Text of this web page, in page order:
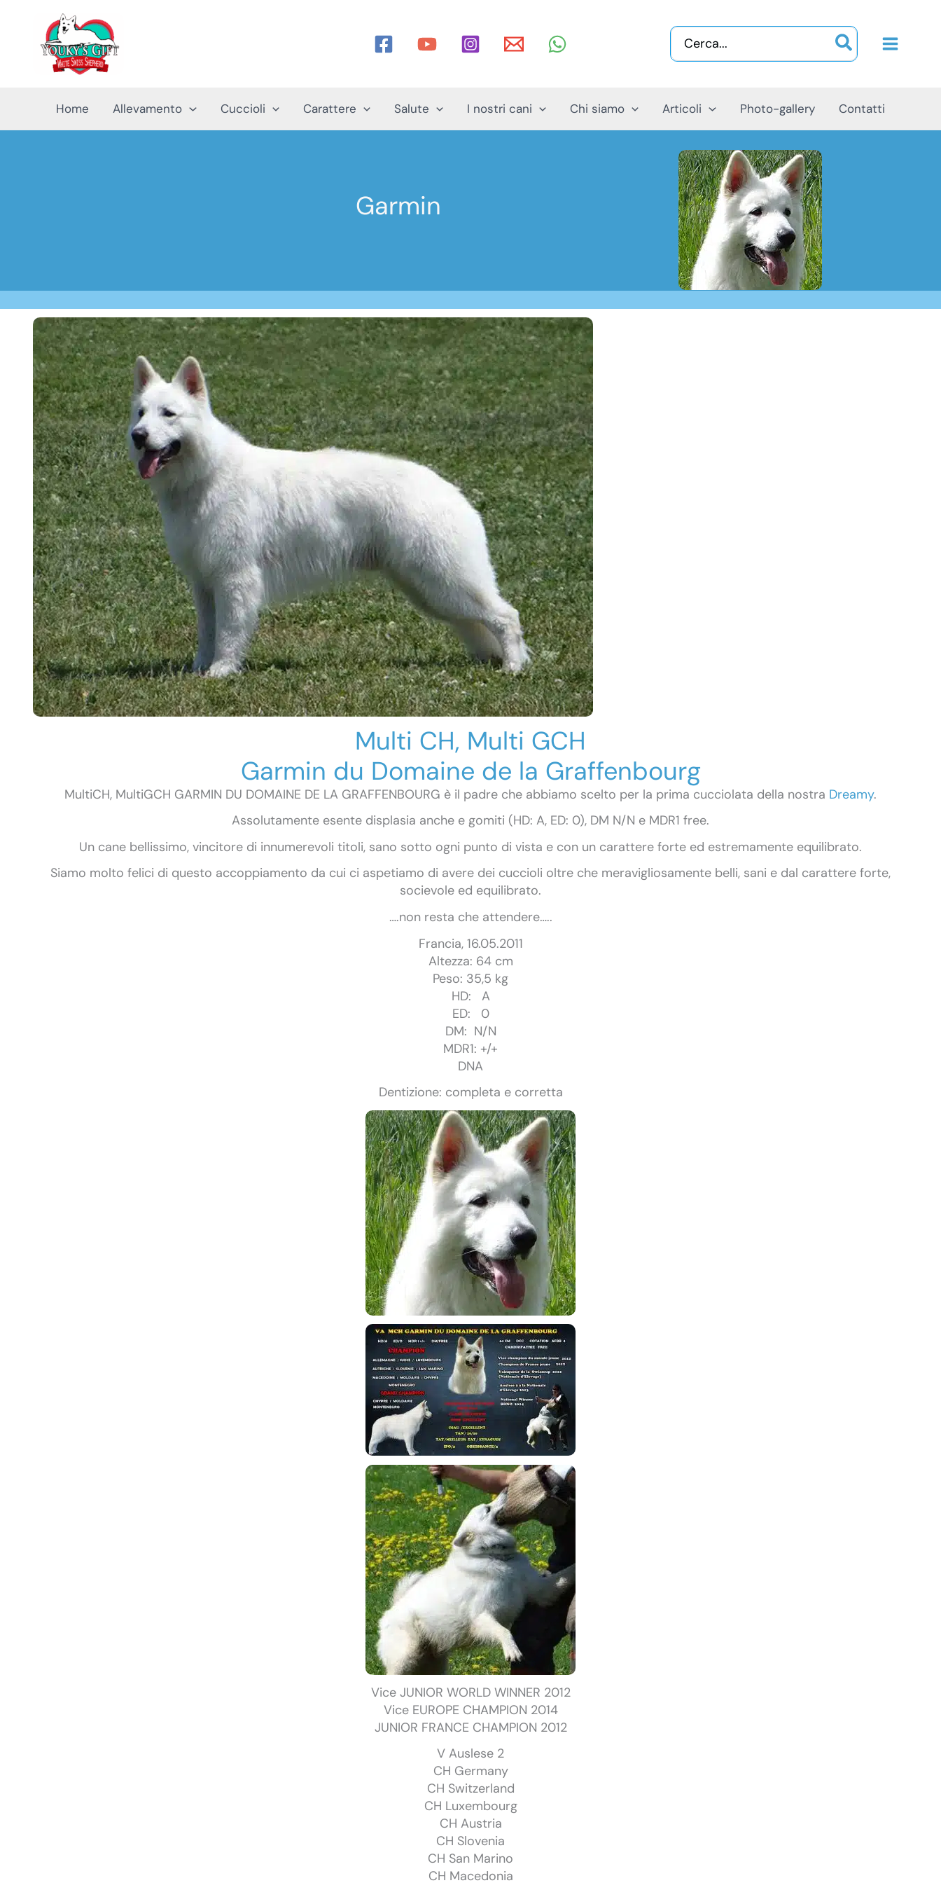
contenuto
Ricerca
per:
Home Allevamento Cuccioli Carattere Salute I nostri cani Chi siamo Articoli Photo-gallery Contatti
Garmin
Multi CH, Multi GCH
Garmin du Domaine de la Graffenbourg
MultiCH, MultiGCH GARMIN DU DOMAINE DE LA GRAFFENBOURG è il padre che abbiamo scelto per la prima cucciolata della nostra Dreamy.
Assolutamente esente displasia anche e gomiti (HD: A, ED: 0), DM N/N e MDR1 free.
Un cane bellissimo, vincitore di innumerevoli titoli, sano sotto ogni punto di vista e con un carattere forte ed estremamente equilibrato.
Siamo molto felici di questo accoppiamento da cui ci aspetiamo di avere dei cuccioli oltre che meravigliosamente belli, sani e dal carattere forte,
socievole ed equilibrato.
….non resta che attendere…..
Francia, 16.05.2011
Altezza: 64 cm
Peso: 35,5 kg
HD: A
ED: 0
DM: N/N
MDR1: +/+
DNA
Dentizione: completa e corretta
Vice JUNIOR WORLD WINNER 2012
Vice EUROPE CHAMPION 2014
JUNIOR FRANCE CHAMPION 2012
V Auslese 2
CH Germany
CH Switzerland
CH Luxembourg
CH Austria
CH Slovenia
CH San Marino
CH Macedonia